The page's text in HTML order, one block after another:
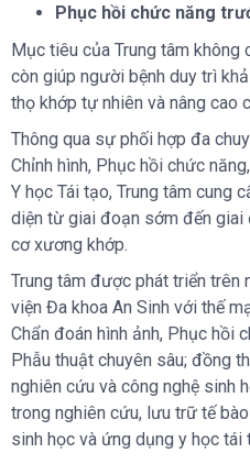
Phục hồi chức năng
Mục tiêu của Trung tâm
còn giúp người bệnh duy trì
thọ khớp tự nhiên và nâng cao
Thông qua sự phối hợp đa
Chỉnh hình, Phục hồi chức
Y học Tái tạo, Trung tâm cung
diện từ giai đoạn sớm đến giai
cơ xương khớp.
Trung tâm được phát triển trên
viện Đa khoa An Sinh với thế
Chẩn đoán hình ảnh, Phục hồi
Phẫu thuật chuyên sâu; đồng
nghiên cứu và công nghệ sinh
trong nghiên cứu, lưu trữ tế
sinh học và ứng dụng y học tái